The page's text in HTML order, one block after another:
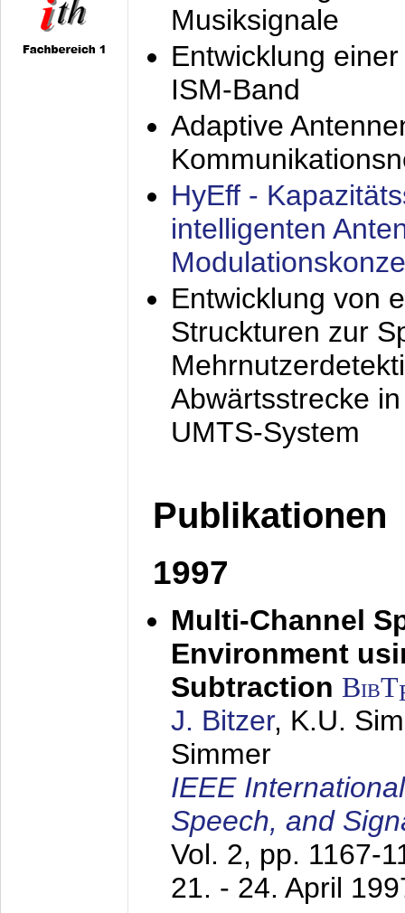
Musiksignale
Entwicklung
ISM-Band
Adaptive
HyEff -
intelligenten
Entwicklung von
Struckturen zur
Abwärtsstrecke
UMTS-System
Publikationen
1997
Multi-Channel
Environment
Subtraction BibT
J. Bitzer, K.U.
Simmer
IEEE
Speech, and
Vol. 2, pp. 1167-
21. - 24. April